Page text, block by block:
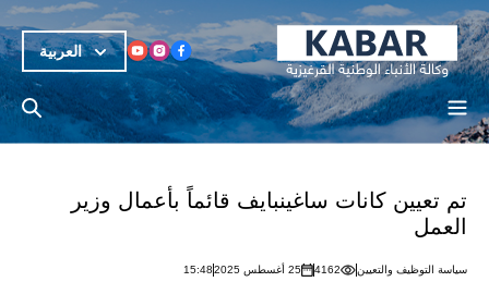
العربية
تم تعيين كانات ساغينبايف قائماً بأعمال وزير
العمل
سياسة التوظيف والتعيين 4162 25 أغسطس 2025 15:48